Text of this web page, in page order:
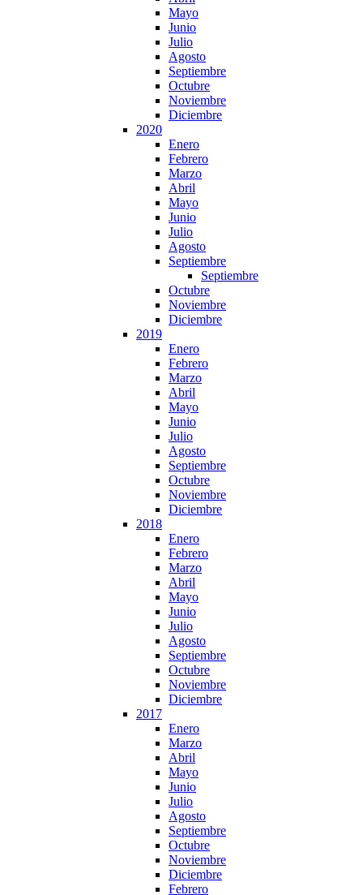
Mayo
Junio
Julio
Agosto
Septiembre
Octubre
Noviembre
Diciembre
2020
Enero
Febrero
Marzo
Abril
Mayo
Junio
Julio
Agosto
Septiembre
Septiembre
Octubre
Noviembre
Diciembre
2019
Enero
Febrero
Marzo
Abril
Mayo
Junio
Julio
Agosto
Septiembre
Octubre
Noviembre
Diciembre
2018
Enero
Febrero
Marzo
Abril
Mayo
Junio
Julio
Agosto
Septiembre
Octubre
Noviembre
Diciembre
2017
Enero
Marzo
Abril
Mayo
Junio
Julio
Agosto
Septiembre
Octubre
Noviembre
Diciembre
Febrero